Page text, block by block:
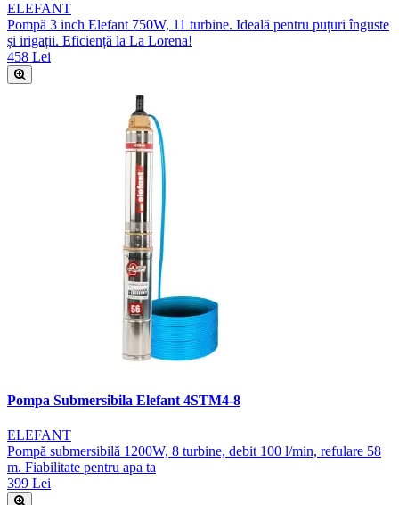
ELEFANT
Pompă 3 inch Elefant 750W, 11 turbine. Ideală pentru puțuri înguste
și irigații. Eficiență la La Lorena!
458 Lei
Pompa Submersibila Elefant 4STM4-8
ELEFANT
Pompă submersibilă 1200W, 8 turbine, debit 100 l/min, refulare 58
m. Fiabilitate pentru apa ta
399 Lei